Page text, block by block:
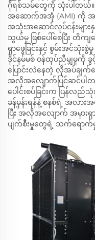
ဂိုရစ်သမ်တွေကို သုံးပါတယ်။
အဆောက်အအုံ (AMI) ကို အက
အသုံးအဆောင်လုပ်ငန်းများ
သွယ်မှု ဖြစ်ပေါ်စေပြီး တိကျ
ရှာဖွေခြင်းနှင့် စွမ်းအင်သုံး
ဒိုင်နမ်မစ် ဝန်ထုပ်ညီမျှမှုကို ခွ
ပြောင်းလဲနေတဲ့ လိုအပ်ချ
အလိုအလျောက်ပြင်ဆင်ပါတ
ပေါင်းစပ်ခြင်းက ပြန်
ခန့်မှန်းရန်နဲ့ စနစ်ရဲ့ အလာ
ပြီး အလိုအလျောက် အမှားရှ
ပျက်စီးမှုတွေရဲ့ သက်ရောက်